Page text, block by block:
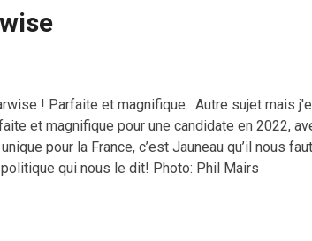
! Parfaite et magnifique. Autre sujet mais
et magnifique pour une candidate en 2022,
pour la France, c’est Jauneau qu’il nous
qui nous le dit! Photo: Phil Mairs